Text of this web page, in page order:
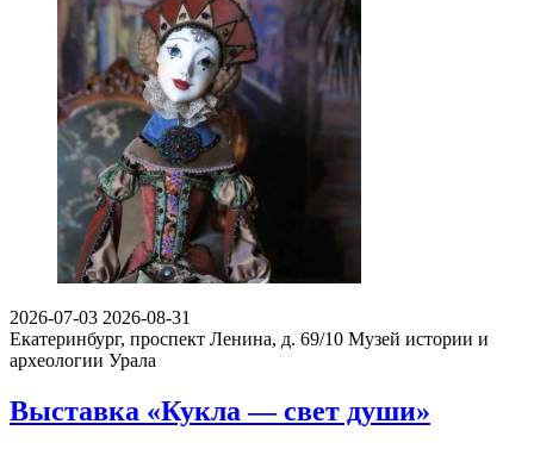
2026-07-03 2026-08-31
Екатеринбург, проспект Ленина, д. 69/10 Музей истории и
археологии Урала
Выставка «Кукла — свет души»